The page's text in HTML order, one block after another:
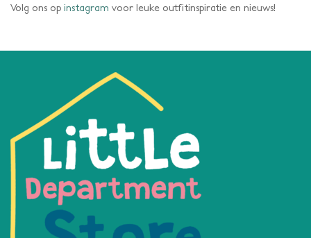
Volg ons op instagram voor leuke outfitinspiratie en nieuws!